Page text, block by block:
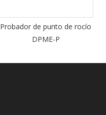
Probador de punto de rocío
DPME-P